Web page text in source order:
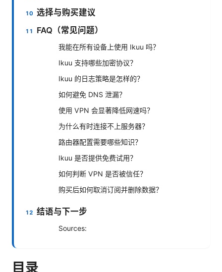
选择与购买建议
FAQ（常见问题）
我能在所有设备上使用 Ikuu 吗？
Ikuu 支持哪些加密协议？
Ikuu 的日志策略是怎样的？
如何避免 DNS 泄漏？
使用 VPN 会显著降低网速吗？
为什么有时连接不上服务器？
路由器配置需要哪些知识？
Ikuu 是否提供免费试用？
如何判断 VPN 是否被信任？
购买后如何取消订阅并删除数据？
结语与下一步
Sources:
目录